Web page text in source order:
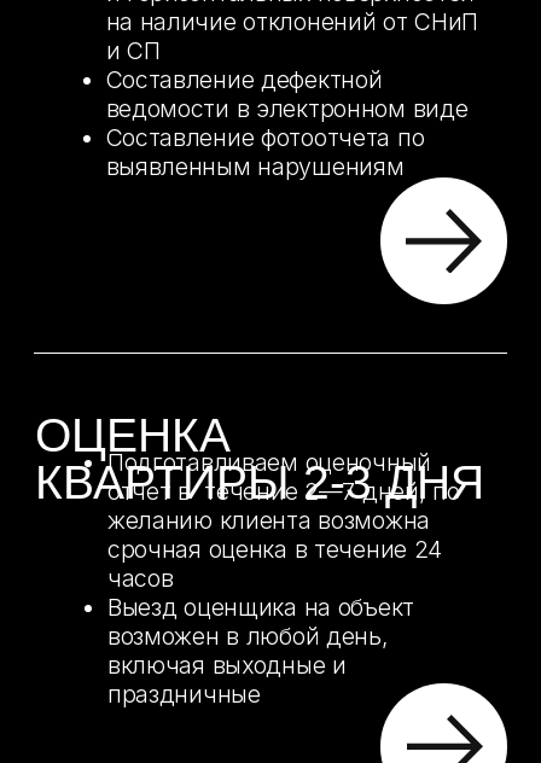
Проверка качества выполненных
нарушениям и замечаниям
и замечаниям
Контроль качества выполненных
работ
Контроль за оперативным
исправлением обнаруженных
ТЕХНИЧЕСКИЙ
НАДЗОР ЗА
СТРОИТЕЛЬСТВОМ
ДОМА
ТЕХНИЧЕСКИЙ
НАДЗОР ЗА
РЕМОНТОМ
КВАРТИРЫ